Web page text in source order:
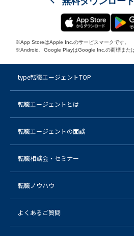
※App StoreはApple Inc.のサービスマークです。
※Android、Google PlayはGoogle Inc.の商標また
type転職エージェントTOP
転職エージェントとは
転職エージェントの面談
転職相談会・セミナー
転職ノウハウ
よくあるご質問